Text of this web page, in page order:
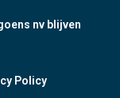
nv blijven
Policy